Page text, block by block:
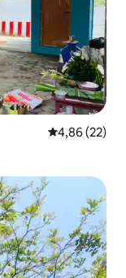
Évaluation
4,86 (22)